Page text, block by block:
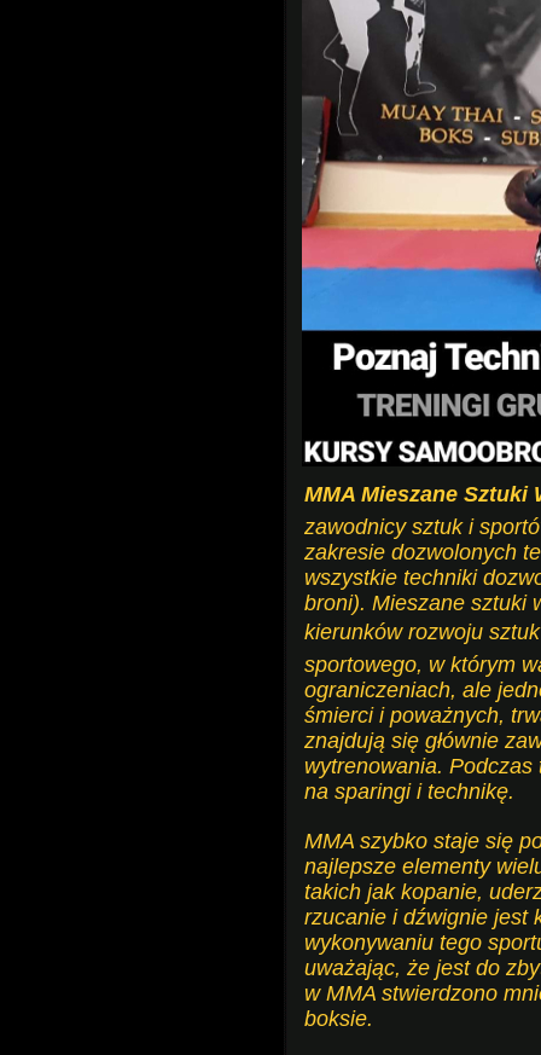
MMA Mieszane Sztuki
zawodnicy sztuk i
zakresie dozwolonych
wszystkie techniki
broni). Mieszane sztuki
kierunków rozwoju
sportowego, w którym
ograniczeniach, ale
śmierci i poważnych,
znajdują się głównie
wytrenowania. Podczas
na sparingi i technikę.
MMA szybko staje się
najlepsze elementy
takich jak kopanie,
rzucanie i dźwignie jest
wykonywaniu tego
uważając, że jest do
w MMA stwierdzono
boksie.